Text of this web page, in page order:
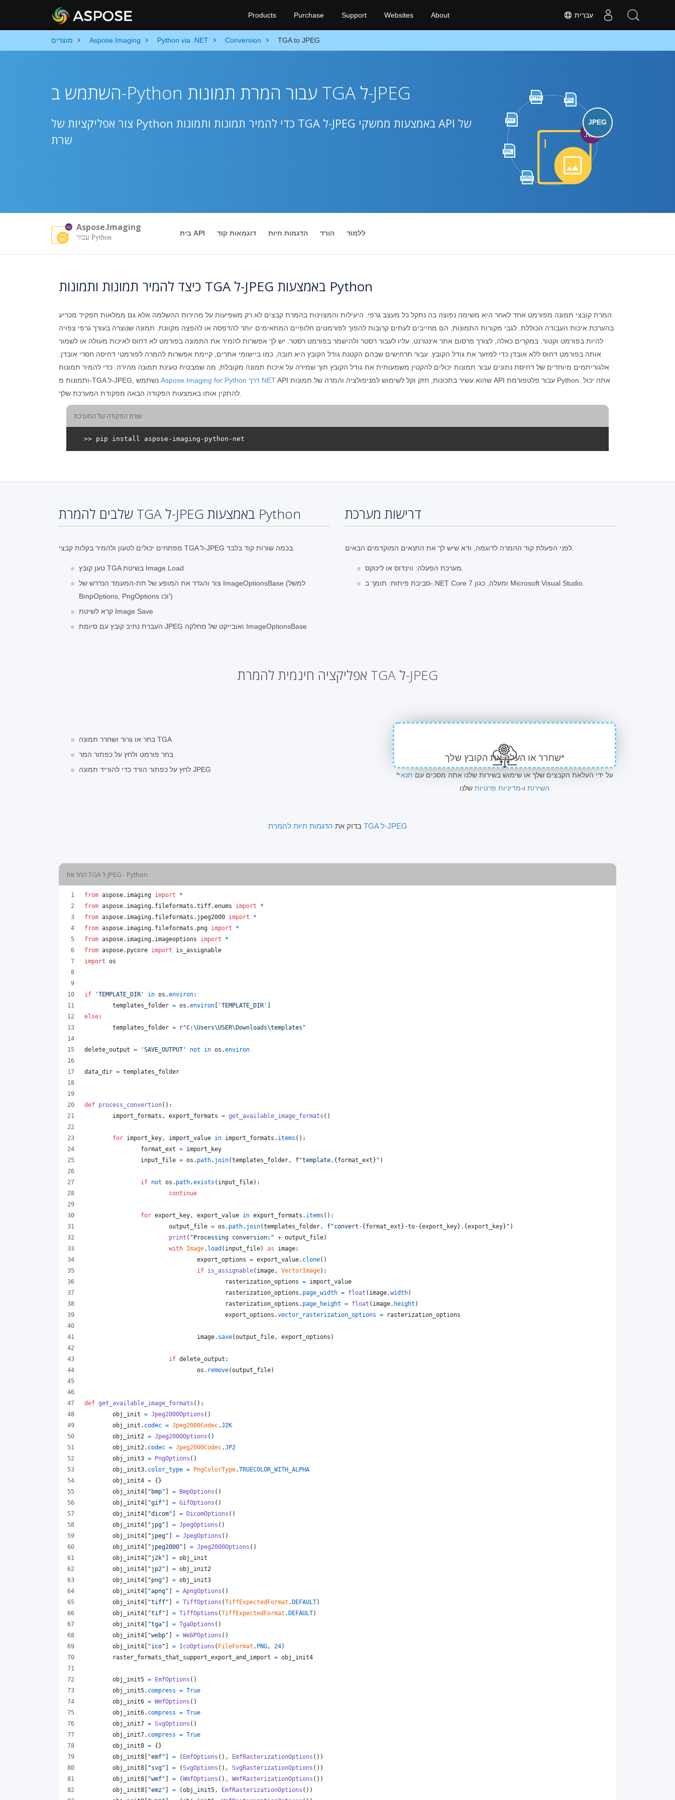
עִברִית Products Purchase Support Websites About
מוצרים Aspose.Imaging Python via .NET Conversion TGA to JPEG
HTML
JPG
PDF
XML
APNG
JPEG
השתמש ב-Python עבור המרת תמונות TGA ל-JPEG
צור אפליקציות של Python כדי להמיר תמונות ותמונות TGA ל-JPEG באמצעות ממשקי API של
שרת
Aspose.Imaging
עבור Python
בית API דוגמאות קוד הדגמות חיות הורד לִלמוֹד
כיצד להמיר תמונות ותמונות TGA ל-JPEG באמצעות Python
המרת קובצי תמונה מפורמט אחד לאחר היא משימה נפוצה בה נתקל כל מעצב גרפי. היעילות והמצוינות בהמרת קבצים לא רק משפיעות על מהירות ההשלמה אלא גם ממלאות תפקיד מכריע
בהערכת איכות העבודה הכוללת. לגבי מקורות התמונות, הם מחייבים לעתים קרובות להפוך לפורמטים חלופיים המתאימים יותר להדפסה או להפצה מקוונת. תמונה שנוצרה בעורך גרפי צפויה
להיות בפורמט וקטור. במקרים כאלה, לצורך פרסום אתר אינטרנט, עליו לעבור רסטר ולהישמר בפורמט רסטר. יש לך אפשרות להמיר את התמונה בפורמט לא דחוס לאיכות מעולה או לשמור
אותה בפורמט דחוס ללא אובדן כדי למזער את גודל הקובץ. עבור תרחישים שבהם הקטנת גודל הקובץ היא חובה, כמו ביישומי אתרים, קיימת אפשרות להמרה לפורמטי דחיסה חסרי אובדן.
אלגוריתמים מיוחדים של דחיסת נתונים עבור תמונות יכולים להקטין משמעותית את גודל הקובץ תוך שמירה על איכות תמונה מקובלת, מה שמבטיח טעינת תמונה מהירה. כדי להמיר תמונות
Aspose.Imaging for Python דרך NETAPI שהוא עשיר בתכונות, חזק וקל לשימוש למניפולציה והמרה של תמונות API עבור פלטפורמת Python. אתה יכול
שורת הפקודה של המערכת
שלבים להמרת TGA ל-JPEG באמצעות Python
טען קובץ TGA בשיטת Image.Load
צור והגדר את המופע של תת-המעמד הנדרש של ImageOptionsBase (למשל
BmpOptions, PngOptions וכו')
קרא לשיטת Image.Save
העברת נתיב קובץ עם סיומת JPEG ואובייקט של מחלקה ImageOptionsBase
דרישות מערכת
סביבת פיתוח: תומך ב-.NET Core 7 ומעלה, כגון Microsoft Visual Studio.
אפליקציה חינמית להמרת TGA ל-JPEG
בחר או גרור ושחרר תמונה TGA
בחר פורמט ולחץ על כפתור המר
לחץ על כפתור הורד כדי להוריד תמונה JPEG
שחרר או העלה את הקובץ שלך*
*על ידי העלאת הקבצים שלך או שימוש בשירות שלנו אתה מסכים עם תנאי
השירות ו-מדיניות פרטיות שלנו
בדוק את הדגמות חיות להמרת TGA ל-JPEG
המר את TGA ל-JPEG - Python
from aspose. imaging import
*
from aspose. imaging. fileformats .tiff.enums import
*
from aspose. imaging. fileformats . jpeg2000 import
*
from aspose. imaging. fileformats . png import
*
from aspose. imaging. imageoptions import
*
from aspose. pycore import
is_assignable
import os
if 'TEMPLATE_DIR' in os .environ:
templates_folder = os .environ 'TEMPLATE_DIR'
else:
templates_folder = r"C:\Users\USER\Downloads\templates"
delete_output = 'SAVE_OUTPUT' not in os .environ
data_dir = templates_folder
def process_convertion():
import_formats , export_formats = get_available_image_formats ()
for import_key, import_value in import_formats . items ():
format_ext = import_key
input_file = os . path. join(templates_folder, f"template. { format_ext } " )
if not os . path.exists ( input_file):
continue
for export_key, export_value in export_formats . items ():
output_file = os . path. join(templates_folder, f"convert-{ format_ext } -to-{export_key} . {export_key} " )
print ( "Processing conversion:" + output_file)
with Image. load ( input_file) as image:
export_options = export_value. clone()
if is_assignable( image, VectorImage):
rasterization_options = import_value
rasterization_options . page_width = float ( image.width)
rasterization_options . page_height = float ( image. height )
export_options .vector_rasterization_options = rasterization_options
image. save(output_file, export_options )
if delete_output :
os . remove(output_file)
def get_available_image_formats ():
obj_init = Jpeg2000Options ()
obj_init . codec = Jpeg2000Codec.J2K
obj_init2 = Jpeg2000Options ()
obj_init2. codec = Jpeg2000Codec.JP2
obj_init3 = PngOptions ()
obj_init3. color_type = PngColorType.TRUECOLOR_WITH_ALPHA
obj_init4 = {}
obj_init4
"bmp" = BmpOptions ()
obj_init4
"gif" = GifOptions ()
obj_init4
"dicom" = DicomOptions ()
obj_init4
"jpg" = JpegOptions ()
obj_init4
"jpeg" = JpegOptions ()
obj_init4
"jpeg2000" = Jpeg2000Options ()
obj_init4
"j2k" = obj_init
obj_init4
"jp2" = obj_init2
obj_init4
"png" = obj_init3
obj_init4
"apng" = ApngOptions ()
obj_init4
"tiff" = TiffOptions (TiffExpectedFormat . DEFAULT)
obj_init4
"tif" = TiffOptions (TiffExpectedFormat . DEFAULT)
obj_init4
"tga" = TgaOptions ()
obj_init4
"webp" = WebPOptions ()
obj_init4
"ico" = IcoOptions ( FileFormat . PNG, 24)
raster_formats_that_support_export_and_import = obj_init4
obj_init5 = EmfOptions ()
obj_init5. compress = True
obj_init6 = WmfOptions ()
obj_init6. compress = True
obj_init7 = SvgOptions ()
obj_init7. compress = True
obj_init8 = {}
obj_init8
"emf" = ( EmfOptions (), EmfRasterizationOptions ())
obj_init8
"svg" = (SvgOptions (), SvgRasterizationOptions ())
obj_init8
"wmf" = (WmfOptions (), WmfRasterizationOptions ())
obj_init8
"emz" = (obj_init5, EmfRasterizationOptions ())